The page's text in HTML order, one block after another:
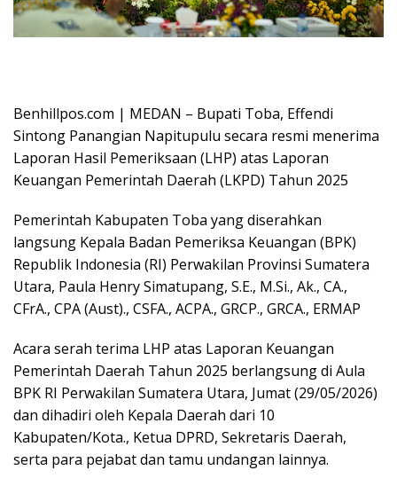
Benhillpos.com | MEDAN – Bupati Toba, Effendi
Sintong Panangian Napitupulu secara resmi menerima
Laporan Hasil Pemeriksaan (LHP) atas Laporan
Keuangan Pemerintah Daerah (LKPD) Tahun 2025
Pemerintah Kabupaten Toba yang diserahkan
langsung Kepala Badan Pemeriksa Keuangan (BPK)
Republik Indonesia (RI) Perwakilan Provinsi Sumatera
Utara, Paula Henry Simatupang, S.E., M.Si., Ak., CA.,
CFrA., CPA (Aust)., CSFA., ACPA., GRCP., GRCA., ERMAP
Acara serah terima LHP atas Laporan Keuangan
Pemerintah Daerah Tahun 2025 berlangsung di Aula
BPK RI Perwakilan Sumatera Utara, Jumat (29/05/2026)
dan dihadiri oleh Kepala Daerah dari 10
Kabupaten/Kota., Ketua DPRD, Sekretaris Daerah,
serta para pejabat dan tamu undangan lainnya.